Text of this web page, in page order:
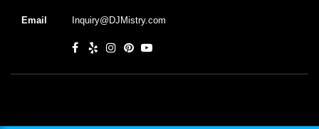
Email Inquiry@DJMistry.com